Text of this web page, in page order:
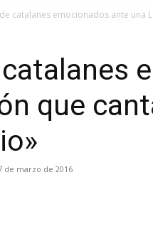
catalanes emocionados ante una
que
de marzo de 2016